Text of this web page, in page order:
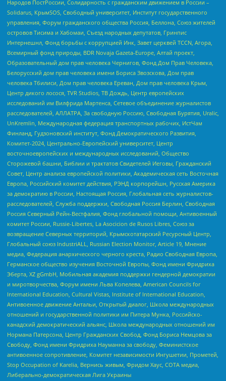
Народов ПостРоссии, Солидарность с гражданским движением в России –
Solidarus, КрымSOS, Свободный университет, Институт государственного
управления, Форум гражданского общества Россия, Беллона, Союз жителей
островов Тисима и Хабомаи, Съезд народных депутатов, Гринпис
Интернешнл, Фонд борьбы с коррупцией Инк, Завет церквей TCCN, Агора,
Всемирный фонд природы, BDR Novaja Gazeta-Europe, Алтай проект,
Образовательный дом прав человека Чернигов, Фонд Дом Прав Человека,
Белорусский дом прав человека имени Бориса Звозскова, Дом прав
человека Тбилиси, Дом прав человека Ереван, Дом прав человека Крым,
Центр дикого лосося, TVR Studios, ТВ Дождь, Центр европейских
исследований им Вилфрида Мартенса, Сетевое объединение журналистов
расследователей, АЛЛАТРА, За свободную Россию, Свободная Бурятия, Uralic,
UnKremlin, Международная федерация транспортных рабочих, ИстЧам
Финланд, Гудзоновский институт, Фонд Демократического Развития,
Комитет-2024, Центрально-Европейский университет, Центр
восточноевропейских и международных исследований, Общество
Сторожевой башни, Библии и трактатов Свидетелей Иеговы, Гражданский
Совет, Центр анализа европейской политики, Академическая сеть Восточная
Европа, Российский комитет действия, РЭНД корпорейшн, Русская Америка
за демократию в России, Настоящая Россия, Глобальная сеть журналистов-
расследователей, Служба поддержки, Свободная Россия Берлин, Свободная
Россия Северный Рейн-Вестфалия, Фонд глобальной помощи, Антивоенный
комитет России, Russie-Libertes, La Asocicion de Rusos Libres, Союз за
возвращение Северных территорий, Крымскотатарский Ресурсный Центр,
Глобальный союз IndustriALL, Russian Election Monitor, Article 19, Мнение
медиа, Федерация анархического черного креста, Радио Свободная Европа,
Германское общество изучения Восточной Европы, Фонд имени Фридриха
Эберта, XZ gGmbH, Мобильная академия поддержки гендерной демократии
и миротворчества, Форум имени Льва Копелева, American Councils for
International Education, Cultural Vistas, Institute of International Education,
Антивоенное движение Антальи, Открытый диалог, Школа международных
отношений и государственной политики им Питера Мунка, Российско-
канадский демократический альянс, Школа международных отношений им
Нормана Патерсона, Центр Гражданских Свобод, Фонд Бориса Немцова за
Свободу, Фонд имени Фридриха Науманна за свободу, Феминистское
антивоенное сопротивление, Комитет независимости Ингушетии, Прометей,
Stop Occupation of Karelia, Вернись живым, Фридом Хаус, СОТА медиа,
Либерально-демократическая Лига Украины